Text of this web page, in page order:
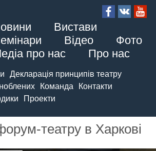
Вистави
Відео
Фото
про нас
Про нас
Декларація принципів театру
Команда
Контакти
Проекти
театру в Харкові